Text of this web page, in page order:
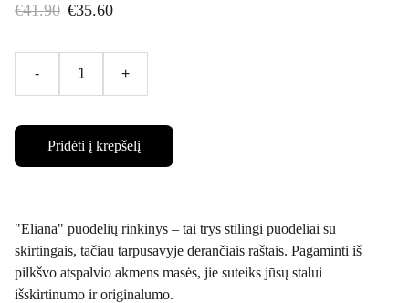
€41.90 €35.60
- +
Pridėti į krepšelį
"Eliana" puodelių rinkinys – tai trys stilingi puodeliai su
skirtingais, tačiau tarpusavyje derančiais raštais. Pagaminti iš
pilkšvo atspalvio akmens masės, jie suteiks jūsų stalui
išskirtinumo ir originalumo.